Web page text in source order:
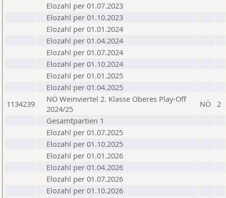
Elozahl per 01.07.2023
Elozahl per 01.10.2023
Elozahl per 01.01.2024
Elozahl per 01.04.2024
Elozahl per 01.07.2024
Elozahl per 01.10.2024
Elozahl per 01.01.2025
Elozahl per 01.04.2025
1134239
NÖ Weinviertel 2. Klasse Oberes Play-Off
2024/25
NÖ 2
Gesamtpartien 1
Elozahl per 01.07.2025
Elozahl per 01.10.2025
Elozahl per 01.01.2026
Elozahl per 01.04.2026
Elozahl per 01.07.2026
Elozahl per 01.10.2026